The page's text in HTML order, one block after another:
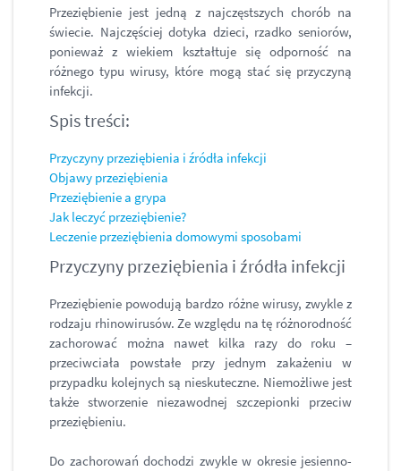
Przeziębienie jest jedną z najczęstszych chorób na
świecie. Najczęściej dotyka dzieci, rzadko seniorów,
ponieważ z wiekiem kształtuje się odporność na
różnego typu wirusy, które mogą stać się przyczyną
infekcji.
Spis treści:
Przyczyny przeziębienia i źródła infekcji
Objawy przeziębienia
Przeziębienie a grypa
Jak leczyć przeziębienie?
Leczenie przeziębienia domowymi sposobami
Przyczyny przeziębienia i źródła infekcji
Przeziębienie powodują bardzo różne wirusy, zwykle z
rodzaju rhinowirusów. Ze względu na tę różnorodność
zachorować można nawet kilka razy do roku –
przeciwciała powstałe przy jednym zakażeniu w
przypadku kolejnych są nieskuteczne. Niemożliwe jest
także stworzenie niezawodnej szczepionki przeciw
przeziębieniu.
Do zachorowań dochodzi zwykle w okresie jesienno-